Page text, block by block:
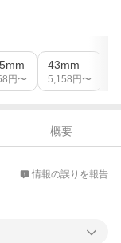
円〜
43mm
5,158 円〜
概要
情報の誤りを報告